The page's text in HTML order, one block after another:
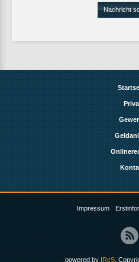
Nachricht
Impressum
powered by IReS,